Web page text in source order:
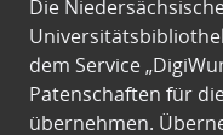
Die
dem Service
Patenschaften für
übernehmen.